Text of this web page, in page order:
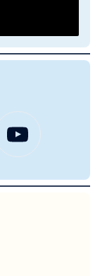
YouTube